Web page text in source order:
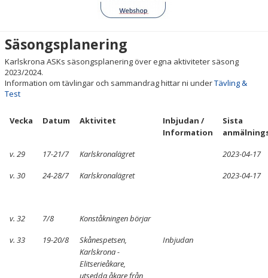
KONTAKT
DOKUMENT
Säsongsplanering
Karlskrona ASKs säsongsplanering över egna aktiviteter säsong
2023/2024.
Information om tävlingar och sammandrag hittar ni underTävling &
Test
Vecka Datum Aktivitet
Inbjudan /
Information
Sista
v. 29
17-21/7 Karlskronalägret
2023-04-17
v. 30
24-28/7 Karlskronalägret 2023-04-17
v. 32 7/8
Konståkningen börjar
v. 33
19-20/8
Skånespetsen,
Karlskrona -
Elitserieåkare,
utsedda åkare från
Inbjudan